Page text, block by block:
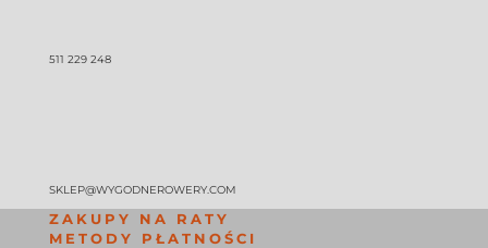
511 229 248
SKLEP@WYGODNEROWERY.COM
ZAKUPY NA RATY
METODY PŁATNOŚCI